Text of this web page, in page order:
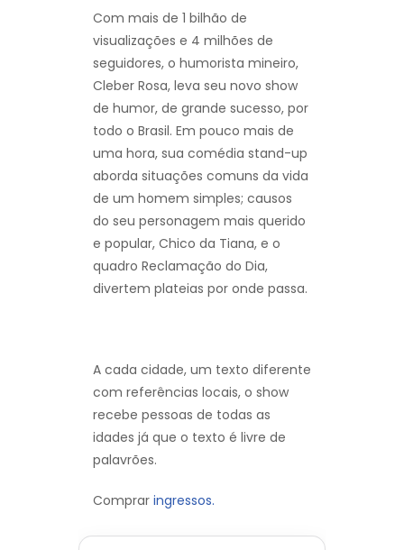
Com mais de 1 bilhão de
visualizações e 4 milhões de
seguidores, o humorista mineiro,
Cleber Rosa, leva seu novo show
de humor, de grande sucesso, por
todo o Brasil. Em pouco mais de
uma hora, sua comédia stand-up
aborda situações comuns da vida
de um homem simples; causos
do seu personagem mais querido
e popular, Chico da Tiana, e o
quadro Reclamação do Dia,
divertem plateias por onde passa.
A cada cidade, um texto diferente
com referências locais, o show
recebe pessoas de todas as
idades já que o texto é livre de
palavrões.
Comprar ingressos.